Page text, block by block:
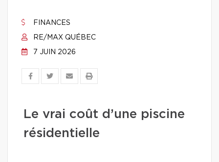
FINANCES
RE/MAX QUÉBEC
7 JUIN 2026
Le vrai coût d’une piscine
résidentielle